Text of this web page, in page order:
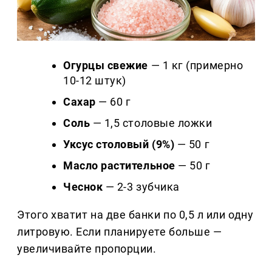
Огурцы свежие — 1 кг (примерно
10-12 штук)
Сахар — 60 г
Соль — 1,5 столовые ложки
Уксус столовый (9%) — 50 г
Масло растительное — 50 г
Чеснок — 2-3 зубчика
Этого хватит на две банки по 0,5 л или одну
литровую. Если планируете больше —
увеличивайте пропорции.